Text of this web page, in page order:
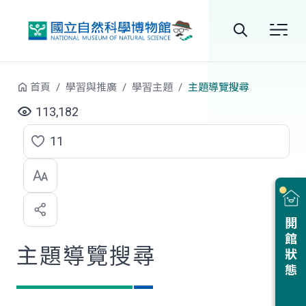
站
尋
開館狀態
首頁 學習與推廣 學習主題 主題導覽搜尋
113,182
點
選
喜
歡
11
主題導覽搜尋